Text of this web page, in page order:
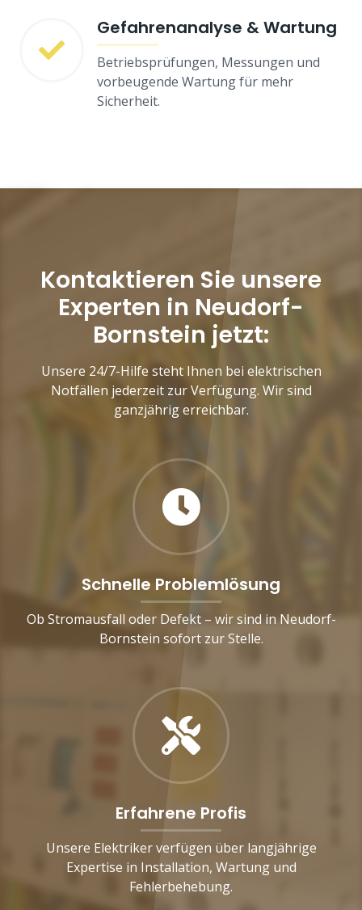
Gefahrenanalyse & Wartung
Betriebsprüfungen, Messungen und
vorbeugende Wartung für mehr
Sicherheit.
Kontaktieren Sie unsere
Experten in Neudorf-
Bornstein jetzt:
Unsere 24/7-Hilfe steht Ihnen bei elektrischen
Notfällen jederzeit zur Verfügung. Wir sind
ganzjährig erreichbar.
Schnelle Problemlösung
Ob Stromausfall oder Defekt – wir sind in Neudorf-
Bornstein sofort zur Stelle.
Erfahrene Profis
Unsere Elektriker verfügen über langjährige
Expertise in Installation, Wartung und
Fehlerbehebung.